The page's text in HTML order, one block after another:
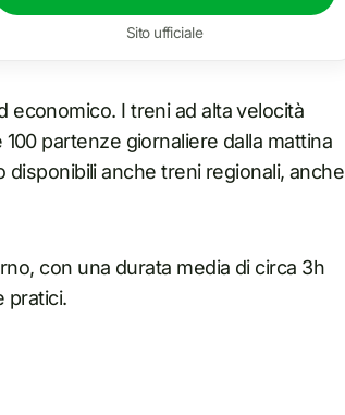
Sito ufficiale
economico. I treni ad alta velocità
partenze giornaliere dalla mattina
disponibili anche treni regionali, anche
con una durata media di circa 3h
pratici.